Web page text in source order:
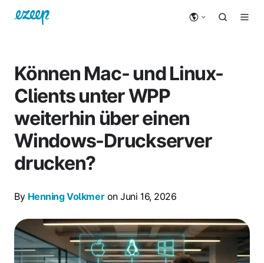
Können Mac- und Linux-
Clients unter WPP
weiterhin über einen
Windows-Druckserver
drucken?
By Henning Volkmeron Juni 16, 2026